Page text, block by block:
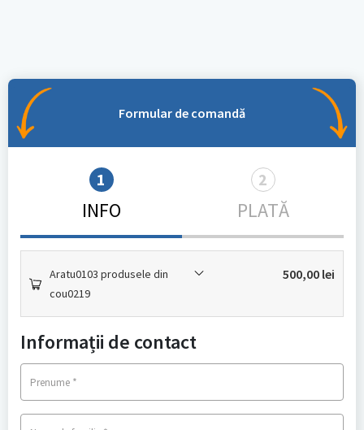
Formular de comandă
1
INFO
2
PLATĂ
Aratu0103 produsele din
cou0219
500,00 lei
Informații de contact
Prenume *